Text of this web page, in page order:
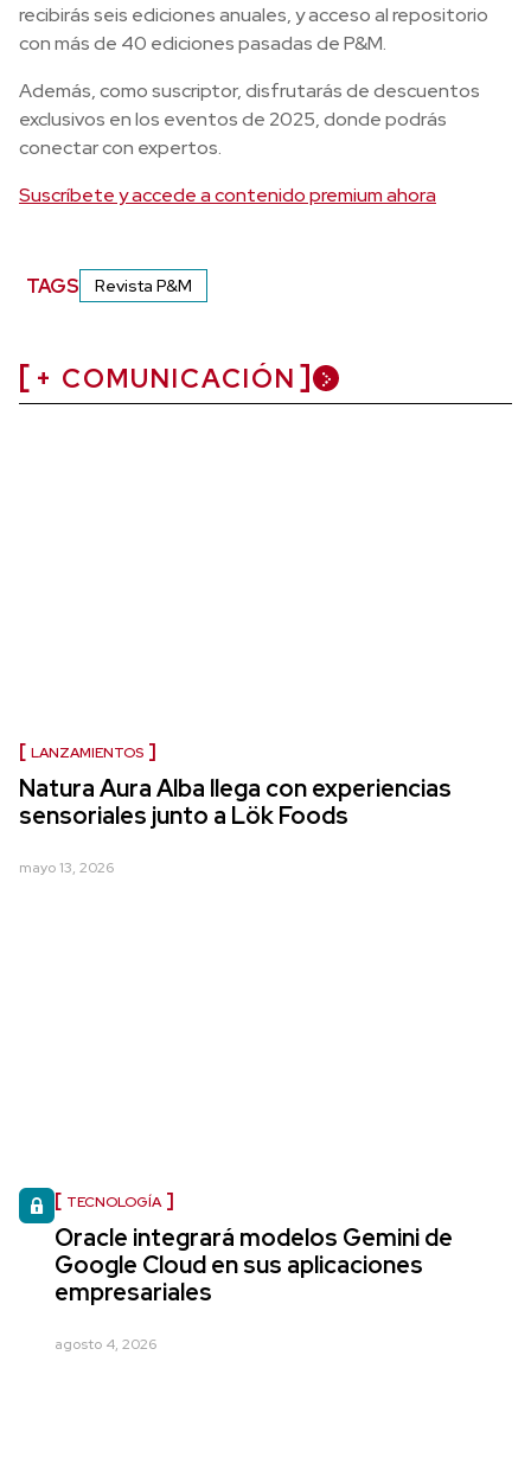
recibirás seis ediciones anuales, y acceso al repositorio
con más de 40 ediciones pasadas de P&M.
Además, como suscriptor, disfrutarás de descuentos
exclusivos en los eventos de 2025, donde podrás
conectar con expertos.
Suscríbete y accede a contenido premium ahora
TAGS Revista P&M
+ COMUNICACIÓN
LANZAMIENTOS
Natura Aura Alba llega con experiencias
sensoriales junto a Lök Foods
mayo 13, 2026
TECNOLOGÍA
Oracle integrará modelos Gemini de
Google Cloud en sus aplicaciones
empresariales
agosto 4, 2026